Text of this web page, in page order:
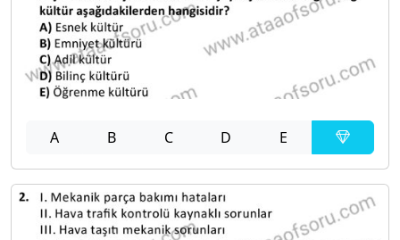
A B C D E